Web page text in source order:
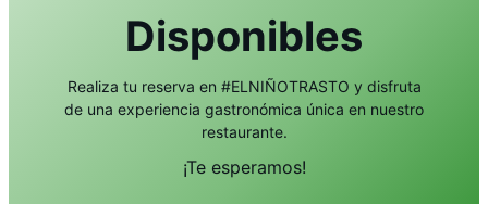
Disponibles
Realiza tu reserva en #ELNIÑOTRASTO y disfruta
de una experiencia gastronómica única en nuestro
restaurante.
¡Te esperamos!